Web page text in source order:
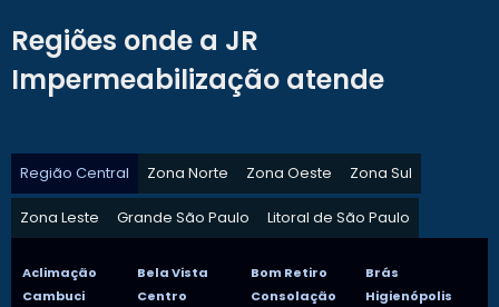
Regiões onde a JR
Impermeabilização atende
Região Central Zona Norte Zona Oeste Zona Sul
Zona Leste Grande São Paulo Litoral de São Paulo
Aclimação Bela Vista Bom Retiro
Brás
Cambuci
Centro Consolação
Higienópolis